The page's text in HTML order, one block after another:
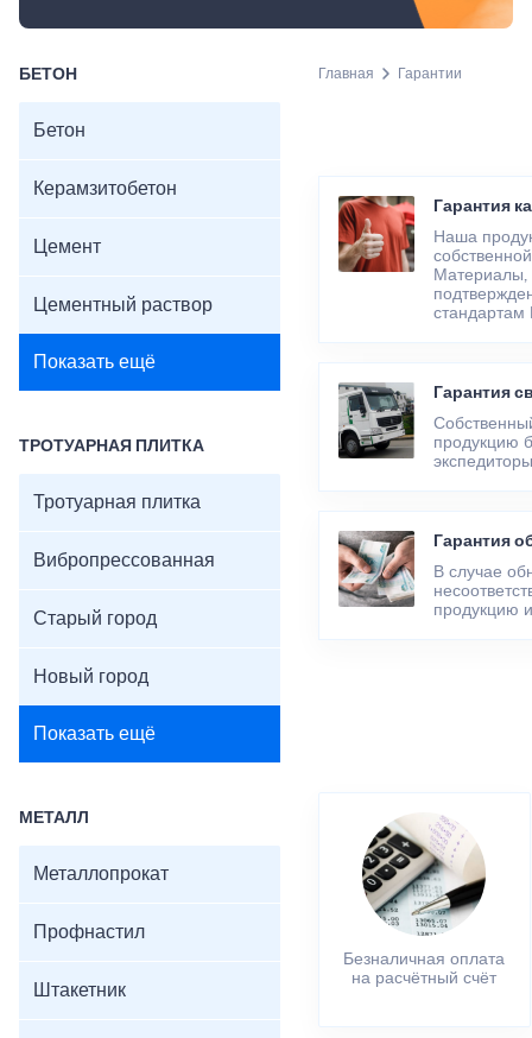
БЕТОН
Бетон
Керамзитобетон
Цемент
Цементный раствор
Показать ещё
ТРОТУАРНАЯ ПЛИТКА
Тротуарная плитка
Вибропрессованная
Старый город
Новый город
Показать ещё
МЕТАЛЛ
Металлопрокат
Профнастил
Штакетник
Главная Гарантии
Гарантия
Наша
Материалы,
стандартам
Гарантия
продукцию
Гарантия
В случае
продукцию
Безналичная оплата
на расчётный счёт